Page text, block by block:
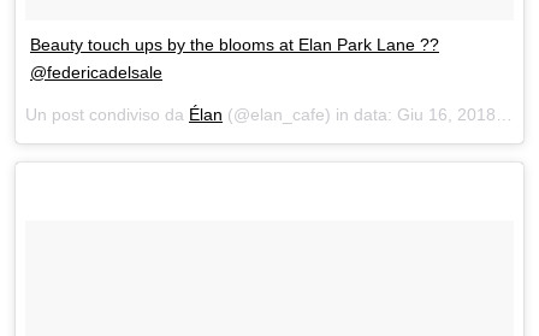
Beauty touch ups by the blooms at Elan Park Lane ??
@federicadelsale
Un post condiviso da Élan (@elan_cafe) in data: Giu 16, 2018 at 2:52 PDT